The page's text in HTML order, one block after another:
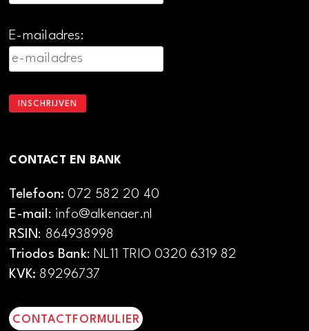
E-mailadres:
CONTACT EN BANK
Telefoon:072 582 20 40
E-mail: info@alkenaer.nl
RSIN: 864938998
Triodos Bank: NL11 TRIO 0320 6319 82
KVK: 89296737
CONTACTFORMULIER